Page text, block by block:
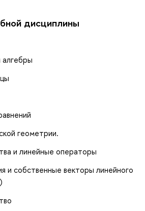
дисциплины
геометрии.
и линейные операторы
и собственные векторы линейного